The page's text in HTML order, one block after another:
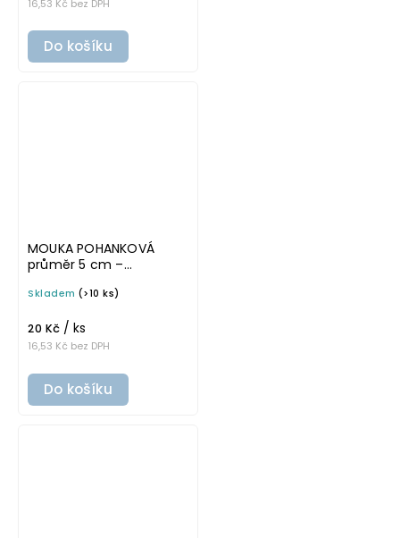
16,53 Kč bez DPH
Do košíku
MOUKA POHANKOVÁ
průměr 5 cm –
písmu, omyvatelná
potravinové dózy
Skladem (>10 ks)
16,53 Kč bez DPH
20 Kč / ks
Do košíku